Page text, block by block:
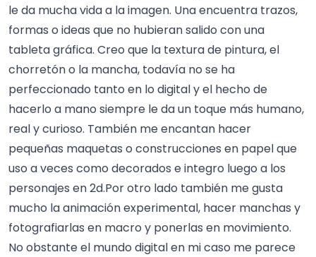
le da mucha vida a la imagen. Una encuentra trazos,
formas o ideas que no hubieran salido con una
tableta gráfica. Creo que la textura de pintura, el
chorretón o la mancha, todavía no se ha
perfeccionado tanto en lo digital y el hecho de
hacerlo a mano siempre le da un toque más humano,
real y curioso. También me encantan hacer
pequeñas maquetas o construcciones en papel que
uso a veces como decorados e integro luego a los
personajes en 2d.Por otro lado también me gusta
mucho la animación experimental, hacer manchas y
fotografiarlas en macro y ponerlas en movimiento.
No obstante el mundo digital en mi caso me parece